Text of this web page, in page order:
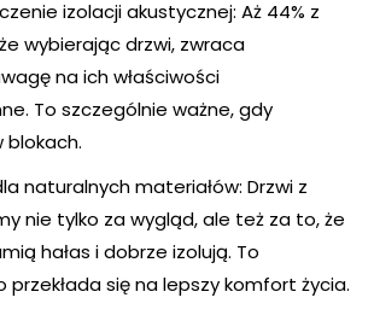
izolacji akustycznej: Aż 44% z
wybierając drzwi, zwraca
na ich właściwości
To szczególnie ważne, gdy
blokach.
naturalnych materiałów: Drzwi z
nie tylko za wygląd, ale też za to, że
hałas i dobrze izolują. To
przekłada się na lepszy komfort życia.